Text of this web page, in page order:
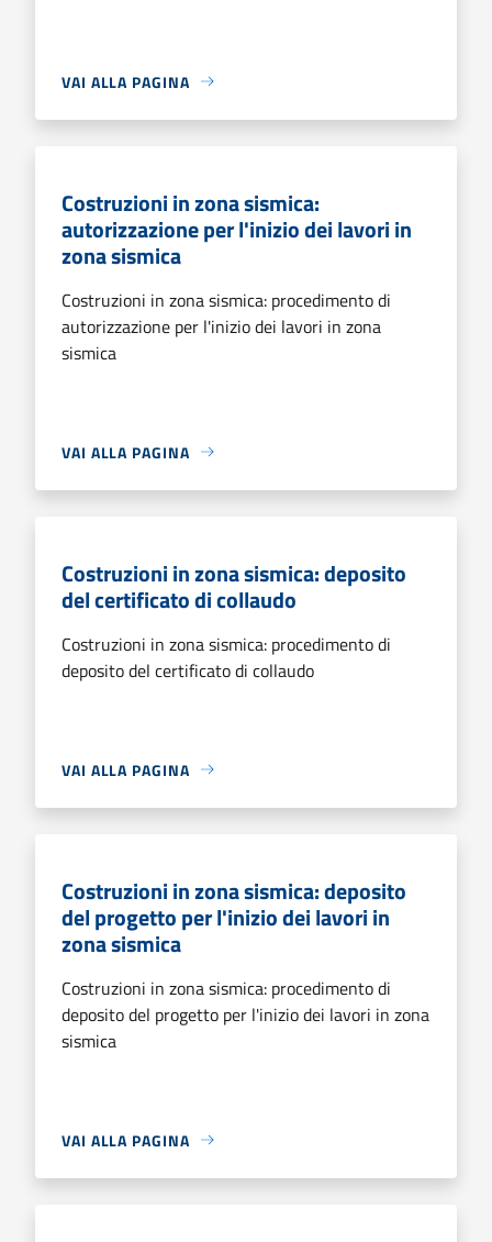
VAI ALLA PAGINA
Costruzioni in zona sismica:
autorizzazione per l'inizio dei lavori in
zona sismica
Costruzioni in zona sismica: procedimento di
autorizzazione per l'inizio dei lavori in zona
sismica
VAI ALLA PAGINA
Costruzioni in zona sismica: deposito
del certificato di collaudo
Costruzioni in zona sismica: procedimento di
deposito del certificato di collaudo
VAI ALLA PAGINA
Costruzioni in zona sismica: deposito
del progetto per l'inizio dei lavori in
zona sismica
Costruzioni in zona sismica: procedimento di
deposito del progetto per l'inizio dei lavori in zona
sismica
VAI ALLA PAGINA